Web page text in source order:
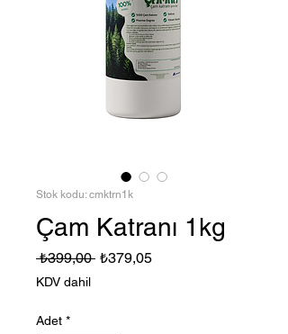
Stok kodu: cmktrn1k
Çam Katranı 1kg
₺399,00 Normal
₺379,05İndirimli
KDV dahil
Adet *